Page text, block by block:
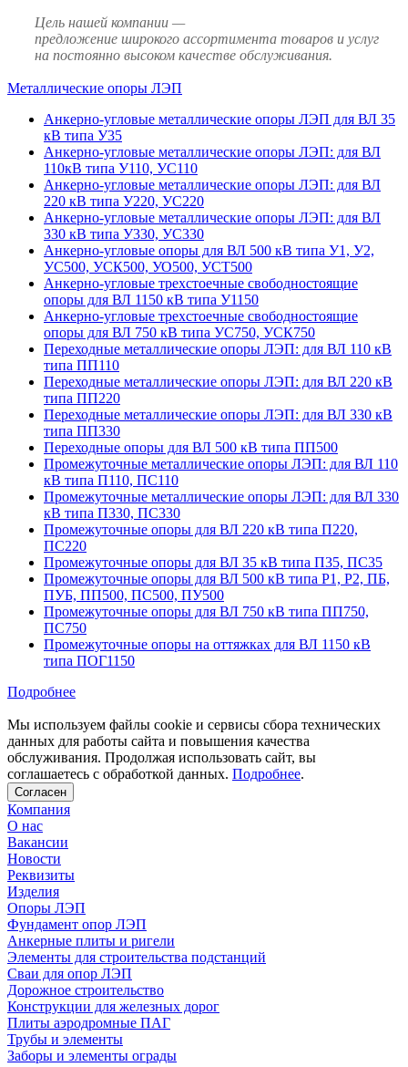
Цель нашей компании —
предложение широкого ассортимента товаров и услуг
на постоянно высоком качестве обслуживания.
Металлические опоры ЛЭП
Анкерно-угловые металлические опоры ЛЭП для ВЛ 35
кВ типа У35
Анкерно-угловые металлические опоры ЛЭП: для ВЛ
110кВ типа У110, УС110
Анкерно-угловые металлические опоры ЛЭП: для ВЛ
220 кВ типа У220, УС220
Анкерно-угловые металлические опоры ЛЭП: для ВЛ
330 кВ типа У330, УС330
Анкерно-угловые опоры для ВЛ 500 кВ типа У1, У2,
УС500, УСК500, УО500, УСТ500
Анкерно-угловые трехстоечные свободностоящие
опоры для ВЛ 1150 кВ типа У1150
Анкерно-угловые трехстоечные свободностоящие
опоры для ВЛ 750 кВ типа УС750, УСК750
Переходные металлические опоры ЛЭП: для ВЛ 110 кВ
типа ПП110
Переходные металлические опоры ЛЭП: для ВЛ 220 кВ
типа ПП220
Переходные металлические опоры ЛЭП: для ВЛ 330 кВ
типа ПП330
Переходные опоры для ВЛ 500 кВ типа ПП500
Промежуточные металлические опоры ЛЭП: для ВЛ 110
кВ типа П110, ПС110
Промежуточные металлические опоры ЛЭП: для ВЛ 330
кВ типа П330, ПС330
Промежуточные опоры для ВЛ 220 кВ типа П220,
ПС220
Промежуточные опоры для ВЛ 35 кВ типа П35, ПС35
Промежуточные опоры для ВЛ 500 кВ типа Р1, Р2, ПБ,
ПУБ, ПП500, ПС500, ПУ500
Промежуточные опоры для ВЛ 750 кВ типа ПП750,
ПС750
Промежуточные опоры на оттяжках для ВЛ 1150 кВ
типа ПОГ1150
Подробнее
Мы используем файлы cookie и сервисы сбора технических
данных для работы сайта и повышения качества
обслуживания. Продолжая использовать сайт, вы
соглашаетесь с обработкой данных. Подробнее.
Согласен
Компания
О нас
Вакансии
Новости
Реквизиты
Изделия
Опоры ЛЭП
Фундамент опор ЛЭП
Анкерные плиты и ригели
Элементы для строительства подстанций
Сваи для опор ЛЭП
Дорожное строительство
Конструкции для железных дорог
Плиты аэродромные ПАГ
Трубы и элементы
Заборы и элементы ограды